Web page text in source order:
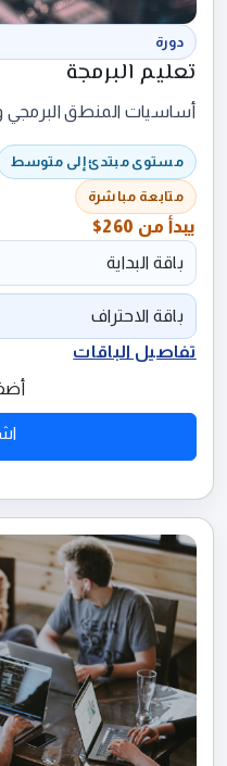
دورة
تعليم البرمجة
أساسيات المنطق البرمجي
مستوى مبتدئ إلى متوسط
متابعة مباشرة
يبدأ من 260$
باقة البداية
باقة الاحتراف
تفاصيل الباقات